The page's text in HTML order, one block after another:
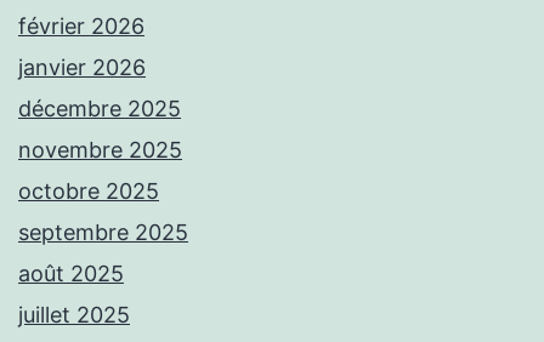
février 2026
janvier 2026
décembre 2025
novembre 2025
octobre 2025
septembre 2025
août 2025
juillet 2025